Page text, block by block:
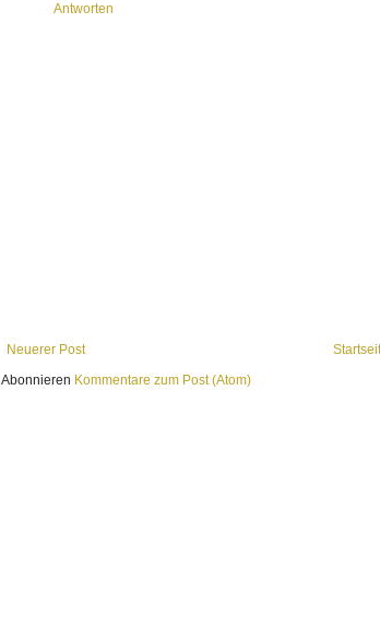
Antworten
Neuerer Post
Abonnieren Kommentare zum Post (Atom)